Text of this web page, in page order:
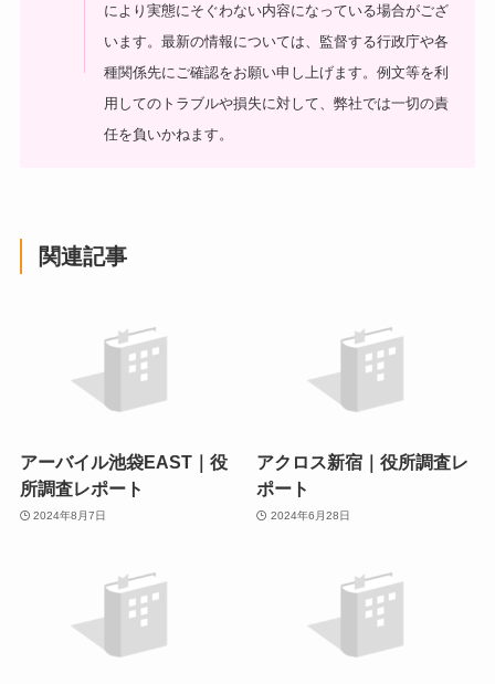
により実態にそぐわない内容になっている場合がござ
います。最新の情報については、監督する行政庁や各
種関係先にご確認をお願い申し上げます。例文等を利
用してのトラブルや損失に対して、弊社では一切の責
任を負いかねます。
関連記事
アーバイル池袋EAST｜役
所調査レポート
2024年8月7日
アクロス新宿｜役所調査レ
ポート
2024年6月28日